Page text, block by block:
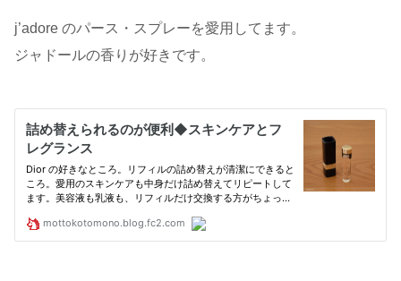
j’adore のパース・スプレーを愛用してます。
ジャドールの香りが好きです。